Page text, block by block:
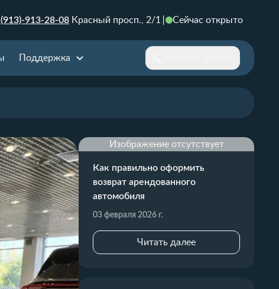
913-28-08 Красный просп., 2/1 Сейчас открыто
Поддержка
Изображение отсутствует
Как правильно оформить
возврат арендованного
автомобиля
03 февраля 2026 г.
Читать далее